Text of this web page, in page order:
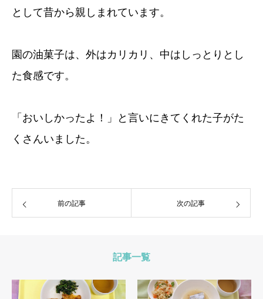
として昔から親しまれています。
園の油菓子は、外はカリカリ、中はしっとりとし
た食感です。
「おいしかったよ！」と言いにきてくれた子がた
くさんいました。
前の記事 次の記事
記事一覧